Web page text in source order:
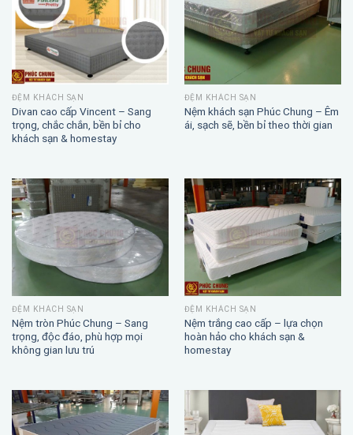
ĐỆM KHÁCH SẠN
Divan cao cấp Vincent – Sang
trọng, chắc chắn, bền bỉ cho
khách sạn & homestay
ĐỆM KHÁCH SẠN
Nệm khách sạn Phúc Chung – Êm
ái, sạch sẽ, bền bỉ theo thời gian
ĐỆM KHÁCH SẠN
Nệm tròn Phúc Chung – Sang
trọng, độc đáo, phù hợp mọi
không gian lưu trú
ĐỆM KHÁCH SẠN
Nệm trắng cao cấp – lựa chọn
hoàn hảo cho khách sạn &
homestay